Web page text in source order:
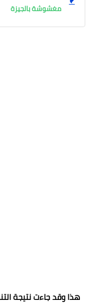
مغشوشة بالجيزة
هذا وقد جاءت نتيجة